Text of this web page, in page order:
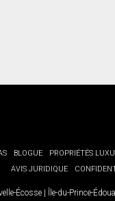
BLOGUE PROPRIÉTÉS
AVIS JURIDIQUE
Écosse | Île-du-Prince-